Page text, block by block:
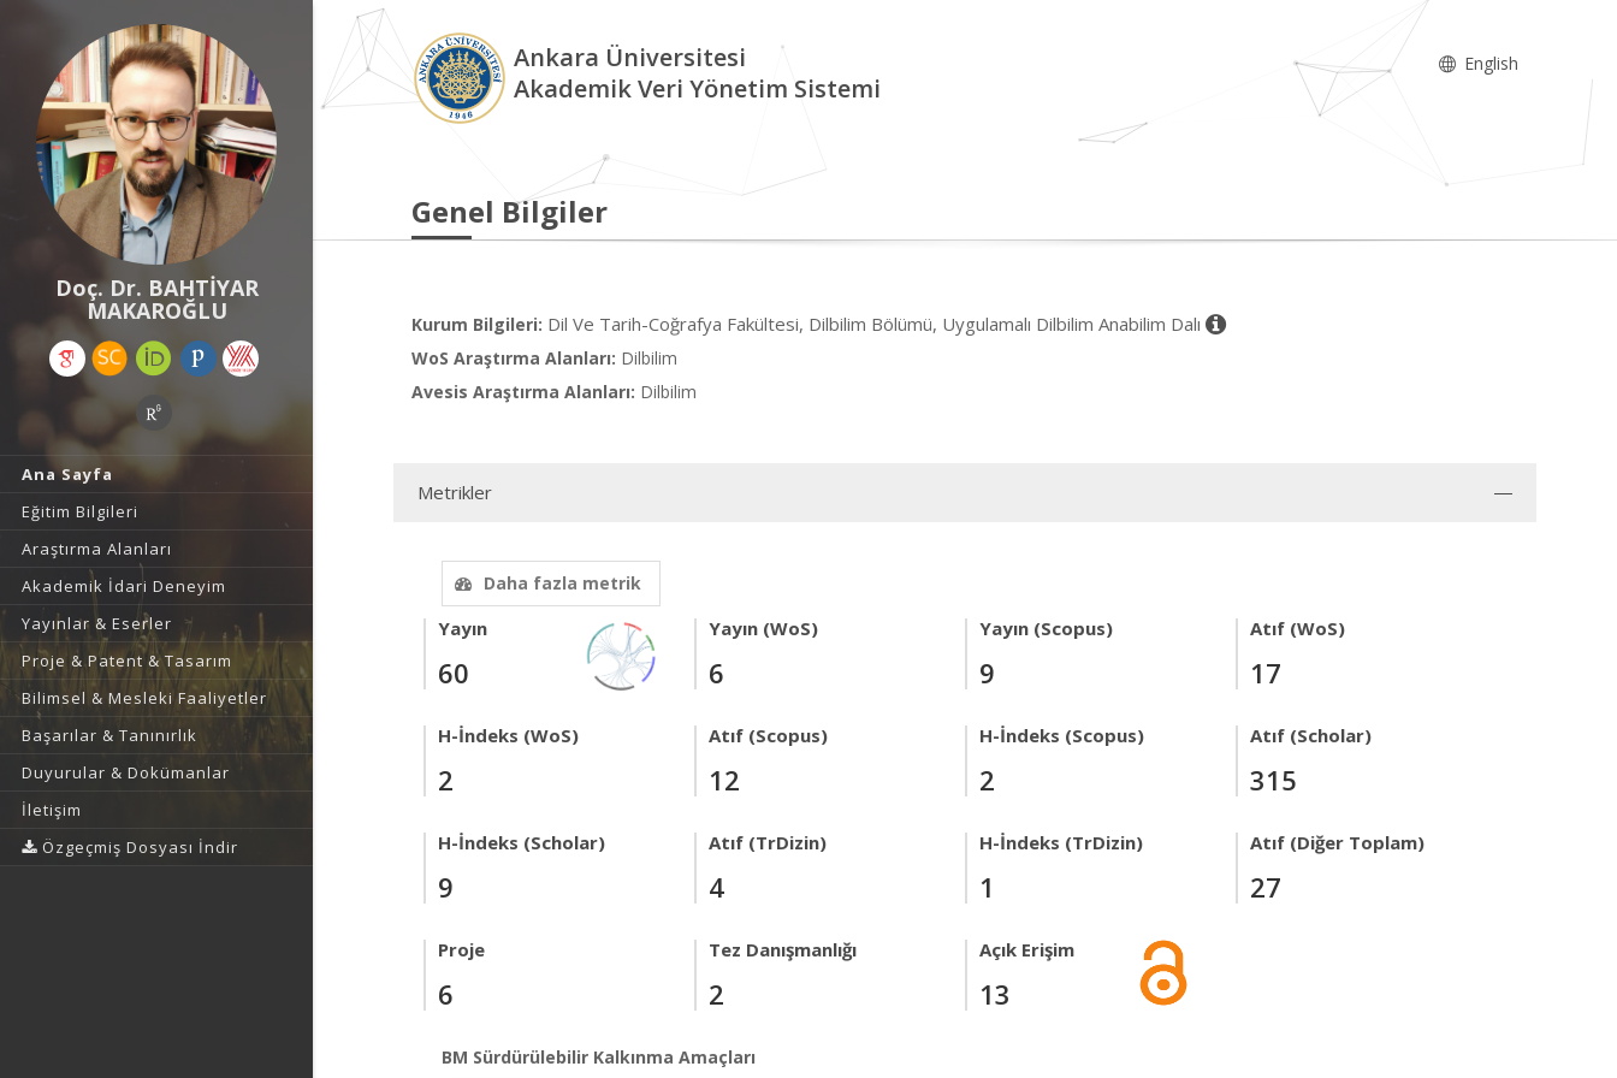
Doç. Dr. BAHTİYAR
MAKAROĞLU
Ana Sayfa
Eğitim Bilgileri
Araştırma Alanları
Akademik İdari Deneyim
Yayınlar & Eserler
Proje & Patent & Tasarım
Bilimsel & Mesleki Faaliyetler
Başarılar & Tanınırlık
Duyurular & Dokümanlar
İletişim
Özgeçmiş Dosyası İndir
Ankara Üniversitesi
Akademik Veri Yönetim Sistemi
English
Genel Bilgiler
Kurum Bilgileri: Dil Ve Tarih-Coğrafya Fakültesi, Dilbilim Bölümü, Uygulamalı Dilbilim Anabilim Dalı
WoS Araştırma Alanları: Dilbilim
Avesis Araştırma Alanları: Dilbilim
Metrikler
Daha fazla metrik
Yayın
60
Yayın (WoS)
6
Yayın (Scopus)
9
Atıf (WoS)
17
H-İndeks (WoS)
2
Atıf (Scopus)
12
H-İndeks (Scopus)
2
Atıf (Scholar)
315
H-İndeks (Scholar)
9
Atıf (TrDizin)
4
H-İndeks (TrDizin)
1
Atıf (Diğer Toplam)
27
Proje
6
Tez Danışmanlığı
2
Açık Erişim
13
BM Sürdürülebilir Kalkınma Amaçları